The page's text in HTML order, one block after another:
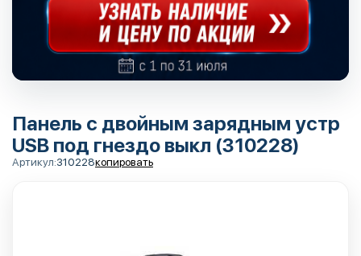
Панель с двойным зарядным устр
USB под гнездо выкл (310228)
Артикул:310228копировать